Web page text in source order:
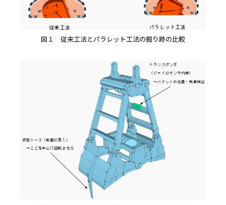
図１ 従来工法とパラレット工法の掘り跡の比較